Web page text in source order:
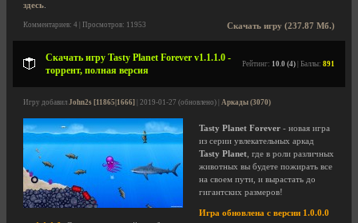
здесь
Скачать игру (237.87 Мб.)
Комментариев: 4 | Просмотров: 11953
Скачать игру Tasty Planet Forever v1.1.1.0 -
торрент, полная версия
Рейтинг: 10.0 (4) | Баллы: 891
Игру добавил John2s [11865|1666] | 2019-01-27 (обновлено) | Аркады (3070)
Tasty Planet Forever - новая игра
из серии увлекательных аркад
Tasty Planet , где в роли различных
животных вы будете пожирать все
на своем пути, и вырастать до
гигантских размеров!
Игра обновлена с версии 1.0.0.0